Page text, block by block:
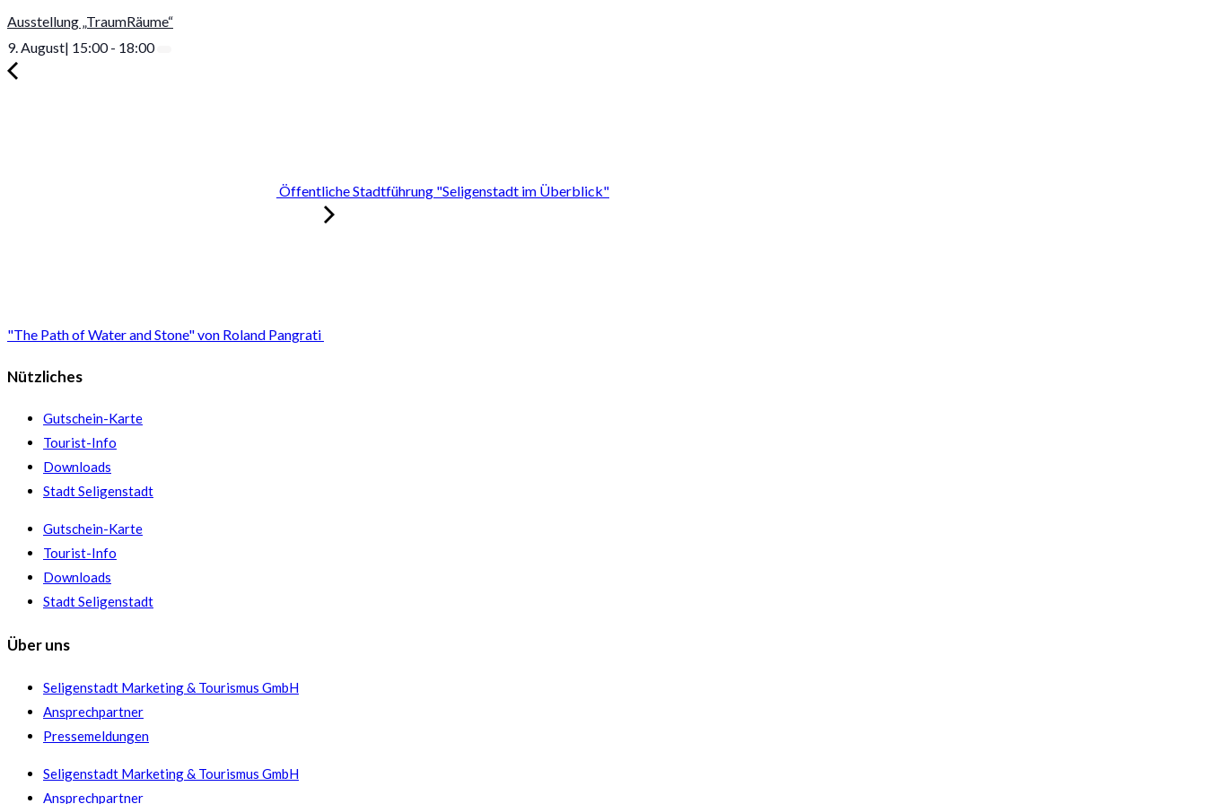
Ausstellung „TraumRäume“
9. August| 15:00- 18:00
Öffentliche Stadtführung "Seligenstadt im Überblick"
"The Path of Water and Stone" von Roland Pangrati
Nützliches
Gutschein-Karte
Tourist-Info
Downloads
Stadt Seligenstadt
Gutschein-Karte
Tourist-Info
Downloads
Stadt Seligenstadt
Über uns
Seligenstadt Marketing & Tourismus GmbH
Ansprechpartner
Pressemeldungen
Seligenstadt Marketing & Tourismus GmbH
Ansprechpartner